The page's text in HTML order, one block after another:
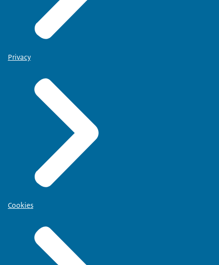
Privacy
Cookies